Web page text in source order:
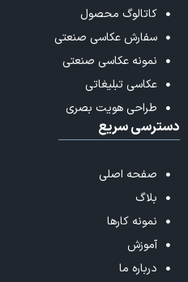
کاتالوگ محصول
سفارش عکاسی صنعتی
نمونه عکاسی صنعتی
عکاسی تبلیغاتی
طراحی هویت بصری
دسترسی سریع
صفحه اصلی
بلاگ
نمونه کارها
آموزش
درباره ما